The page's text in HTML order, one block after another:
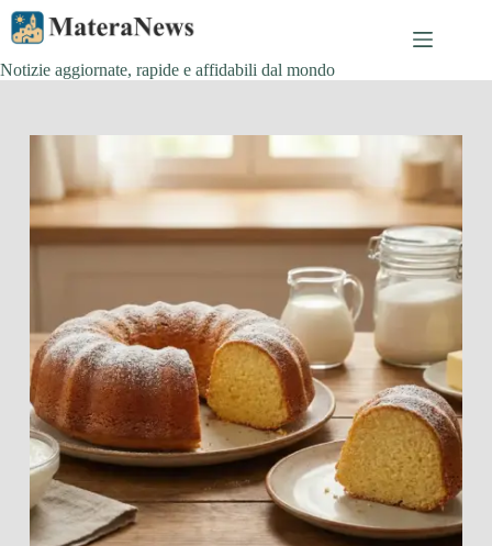
Salta
contenuto
Notizie aggiornate, rapide e affidabili dal mondo